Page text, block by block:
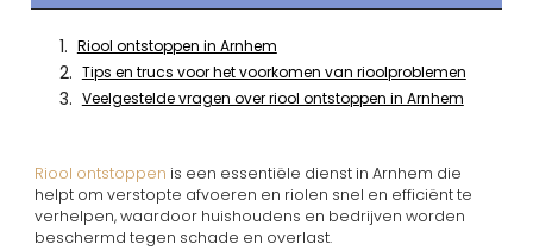
Riool ontstoppen is een essentiële dienst in Arnhem die
helpt om verstopte afvoeren en riolen snel en efficiënt te
verhelpen, waardoor huishoudens en bedrijven worden
beschermd tegen schade en overlast.
Riool ontstoppen in Arnhem
Tips en trucs voor het voorkomen van rioolproblemen
Veelgestelde vragen over riool ontstoppen in Arnhem